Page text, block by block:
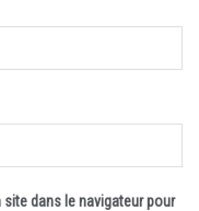
dans le navigateur pour